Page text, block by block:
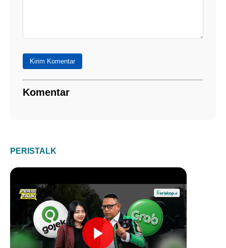
Kirim Komentar
Komentar
PERISTALK